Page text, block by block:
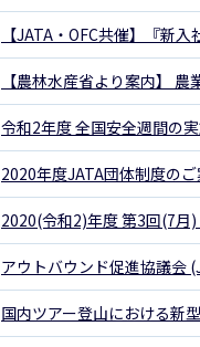
【JATA・OFC共催】『新
【農林水産省より案内】
令和2年度 全国安全週間の
2020年度JATA団体制度の
2020(令和2)年度 第3回(7月
アウトバウンド促進協議会
国内ツアー登山における新